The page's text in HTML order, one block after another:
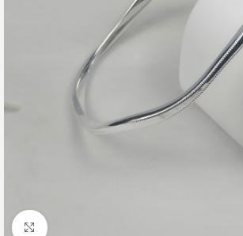
Nhấp để phóng to